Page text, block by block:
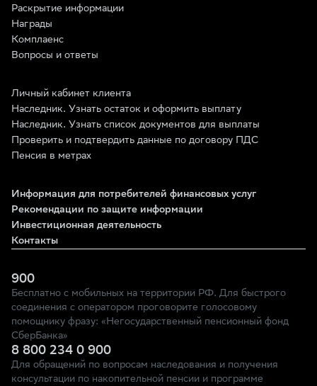
Раскрытие информации
Награды
Комплаенс
Вопросы и ответы
Личный кабинет клиента
Наследник. Узнать остаток и оформить выплату
Наследник. Узнать список документов для выплаты
Проверить и подтвердить данные по договору ПДС
Пенсия в метрах
Информация для потребителей финансовых услуг
Рекомендации по защите информации
Инвестиционная деятельность
Контакты
900
Бесплатно с мобильных на территории РФ. Для быстрого
соединения с оператором проговорите голосовому
помощнику фразу: «Негосударственный пенсионный фонд
СберБанка»
8 800 234 0 900
Для обращений по вопросам наследования и получения
консультации по накопительной пенсии и программе